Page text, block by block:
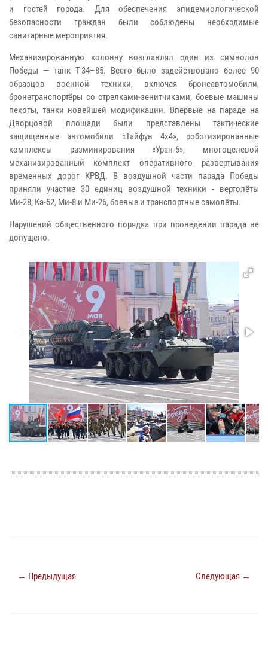
и гостей города. Для обеспечения эпидемиологической
безопасности граждан были соблюдены необходимые
санитарные мероприятия.
Механизированную колонну возглавлял один из символов
Победы — танк Т-34–85. Всего было задействовано более 90
образцов военной техники, включая бронеавтомобили,
бронетранспортёры со стрелками-зенитчиками, боевые машины
пехоты, танки новейшей модификации. Впервые на параде на
Дворцовой площади были представлены тактические
защищенные автомобили «Тайфун 4х4», роботизированные
комплексы разминирования «Уран-6», многоцелевой
механизированный комплект оперативного развертывания
временных дорог КРВД. В воздушной части парада Победы
приняли участие 30 единиц воздушной техники - вертолёты
Ми-28, Ка-52, Ми-8 и Ми-26, боевые и транспортные самолёты.
Нарушений общественного порядка при проведении парада не
допущено.
← Предыдущая Следующая →